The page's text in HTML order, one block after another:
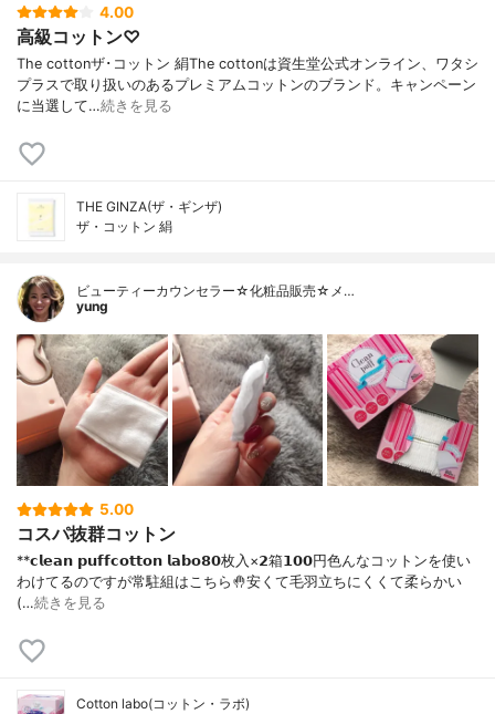
4.00
高級コットン♡
The cottonザ･コットン 絹The cottonは資生堂公式オンライン、ワタシ
プラスで取り扱いのあるプレミアムコットンのブランド。キャンペーン
に当選して…続きを見る
THE GINZA(ザ・ギンザ)
ザ・コットン 絹
ビューティーカウンセラー☆化粧品販売☆メ…
yung
5.00
コスパ抜群コットン
**𝗰𝗹𝗲𝗮𝗻 𝗽𝘂𝗳𝗳𝗰𝗼𝘁𝘁𝗼𝗻 𝗹𝗮𝗯𝗼⁡𝟴𝟬枚入×𝟮箱𝟭𝟬𝟬円⁡⁡色んなコットンを使い
わけてるのですが常駐組はこちら🤚⁡安くて毛羽立ちにくくて柔らかい
(…続きを見る
Cotton labo(コットン・ラボ)